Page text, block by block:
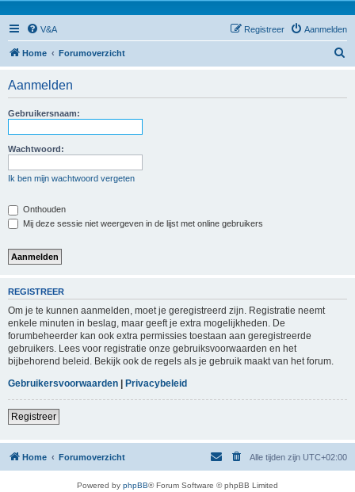
V&A Aanmelden
Registreer
Home Forumoverzicht
Aanmelden
Gebruikersnaam:
Wachtwoord:
Ik ben mijn wachtwoord vergeten
Onthouden
Mij deze sessie niet weergeven in de lijst met online gebruikers
REGISTREER
Om je te kunnen aanmelden, moet je geregistreerd zijn. Registratie neemt
enkele minuten in beslag, maar geeft je extra mogelijkheden. De
forumbeheerder kan ook extra permissies toestaan aan geregistreerde
gebruikers. Lees voor registratie onze gebruiksvoorwaarden en het
bijbehorend beleid. Bekijk ook de regels als je gebruik maakt van het forum.
Gebruikersvoorwaarden | Privacybeleid
Registreer
Home Forumoverzicht Alle tijden zijn UTC+02:00
Powered by phpBB® Forum Software © phpBB Limited